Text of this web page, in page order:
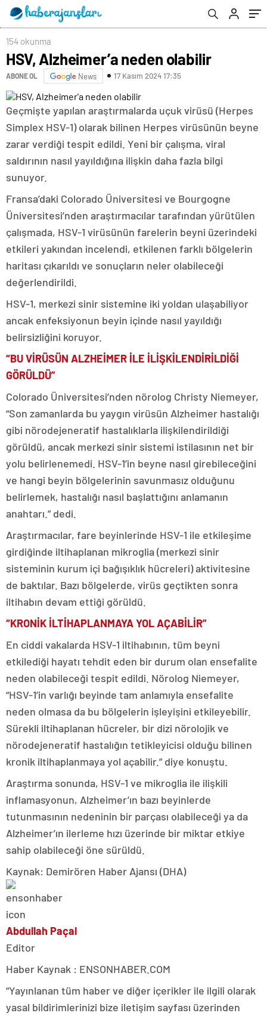
154 okunma
HSV, Alzheimer’a neden olabilir
ABONE OL News 17 Kasım 2024 17:35
Geçmişte yapılan araştırmalarda uçuk virüsü (Herpes
Simplex HSV-1) olarak bilinen Herpes virüsünün beyne
zarar verdiği tespit edildi. Yeni bir çalışma, viral
saldırının nasıl yayıldığına ilişkin daha fazla bilgi
sunuyor.
Fransa’daki Colorado Üniversitesi ve Bourgogne
Üniversitesi’nden araştırmacılar tarafından yürütülen
çalışmada, HSV-1 virüsünün farelerin beyni üzerindeki
etkileri yakından incelendi, etkilenen farklı bölgelerin
haritası çıkarıldı ve sonuçların neler olabileceği
değerlendirildi.
HSV-1, merkezi sinir sistemine iki yoldan ulaşabiliyor
ancak enfeksiyonun beyin içinde nasıl yayıldığı
belirsizliğini koruyor.
“BU VİRÜSÜN ALZHEİMER İLE İLİŞKİLENDİRİLDİĞİ
GÖRÜLDÜ”
Colorado Üniversitesi’nden nörolog Christy Niemeyer,
“Son zamanlarda bu yaygın virüsün Alzheimer hastalığı
gibi nörodejeneratif hastalıklarla ilişkilendirildiği
görüldü, ancak merkezi sinir sistemi istilasının net bir
yolu belirlenemedi. HSV-1’in beyne nasıl girebileceğini
ve hangi beyin bölgelerinin savunmasız olduğunu
belirlemek, hastalığı nasıl başlattığını anlamanın
anahtarı.” dedi.
Araştırmacılar, fare beyinlerinde HSV-1 ile etkileşime
girdiğinde iltihaplanan mikroglia (merkezi sinir
sisteminin kurum içi bağışıklık hücreleri) aktivitesine
de baktılar. Bazı bölgelerde, virüs geçtikten sonra
iltihabın devam ettiği görüldü.
“KRONİK İLTİHAPLANMAYA YOL AÇABİLİR”
En ciddi vakalarda HSV-1 iltihabının, tüm beyni
etkilediği hayatı tehdit eden bir durum olan ensefalite
neden olabileceği tespit edildi. Nörolog Niemeyer,
“HSV-1’in varlığı beyinde tam anlamıyla ensefalite
neden olmasa da bu bölgelerin işleyişini etkileyebilir.
Sürekli iltihaplanan hücreler, bir dizi nörolojik ve
nörodejeneratif hastalığın tetikleyicisi olduğu bilinen
kronik iltihaplanmaya yol açabilir.” diye konuştu.
Araştırma sonunda, HSV-1 ve mikroglia ile ilişkili
inflamasyonun, Alzheimer’ın bazı beyinlerde
tutunmasının nedeninin bir parçası olabileceği ya da
Alzheimer’ın ilerleme hızı üzerinde bir miktar etkiye
sahip olabileceği öne sürüldü.
Kaynak: Demirören Haber Ajansı (DHA)
Abdullah Paçal
Editor
Haber Kaynak : ENSONHABER.COM
“Yayınlanan tüm haber ve diğer içerikler ile ilgili olarak
yasal bildirimlerinizi bize iletişim sayfası üzerinden